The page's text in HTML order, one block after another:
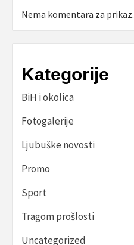
Nema komentara za prikaz.
Kategorije
BiH i okolica
Fotogalerije
Ljubuške novosti
Promo
Sport
Tragom prošlosti
Uncategorized